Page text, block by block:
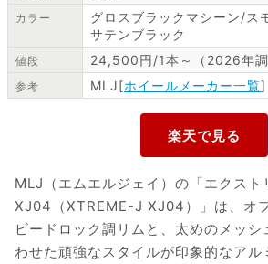
カラー
グロスブラックマシーン/ス
サテンブラック
値段 24,500円/1本～（2026年調
参考 MLJ[ホイールメーカー一覧]
MLJ（エムエルジェイ）の「エクスト
XJ04（XTREME-J XJ04）」は、オ
ビードロック調リムと、太めのメッ
わせた頑強なスタイルが印象的なア